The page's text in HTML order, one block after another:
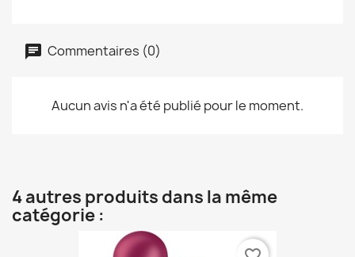
Commentaires (0)
Aucun avis n'a été publié pour le moment.
4 autres produits dans la même
catégorie :